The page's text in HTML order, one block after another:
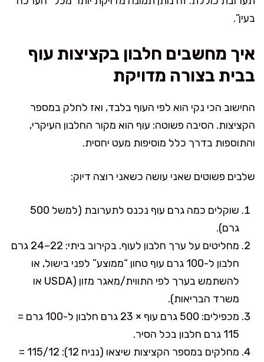
בעין”.
איך מחשבים חלבון בקציצות עוף
בבית בצורה מדויקת
החישוב הכי נקי הוא לפי העוף בלבד, ואז לחלק במספר
הקציצות. הסיבה פשוטה: עוף הוא מקור החלבון העיקרי,
והתוספות בדרך כלל מוסיפות מעט יחסית.
שלבים פשוטים שאני עושה כשאני רוצה דיוק:
שוקלים כמה גרם עוף נכנס לתערובת (למשל 500
גרם).
מחליטים על ערך חלבון לעוף. בקירוב ביתי: 22–24 גרם
חלבון ל-100 גרם עוף טחון “ממוצע” לפני בישול, או
להשתמש בערך לפי התווית/מאגר מזון (USDA או
משרד הבריאות).
מכפילים: 500 גרם עוף × 23 גרם חלבון ל-100 גרם =
115 גרם חלבון בכל הסיר.
מחלקים במספר הקציצות שיצאו (נניח 12): 115/12 =